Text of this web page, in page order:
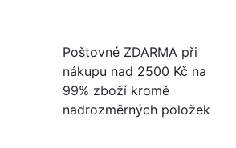
Poštovné ZDARMA při
nákupu nad 2500 Kč na
99% zboží kromě
nadrozměrných položek